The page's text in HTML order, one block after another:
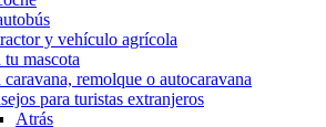
y vehículo agrícola
tu mascota
caravana, remolque o autocaravana
para turistas extranjeros
Atrás